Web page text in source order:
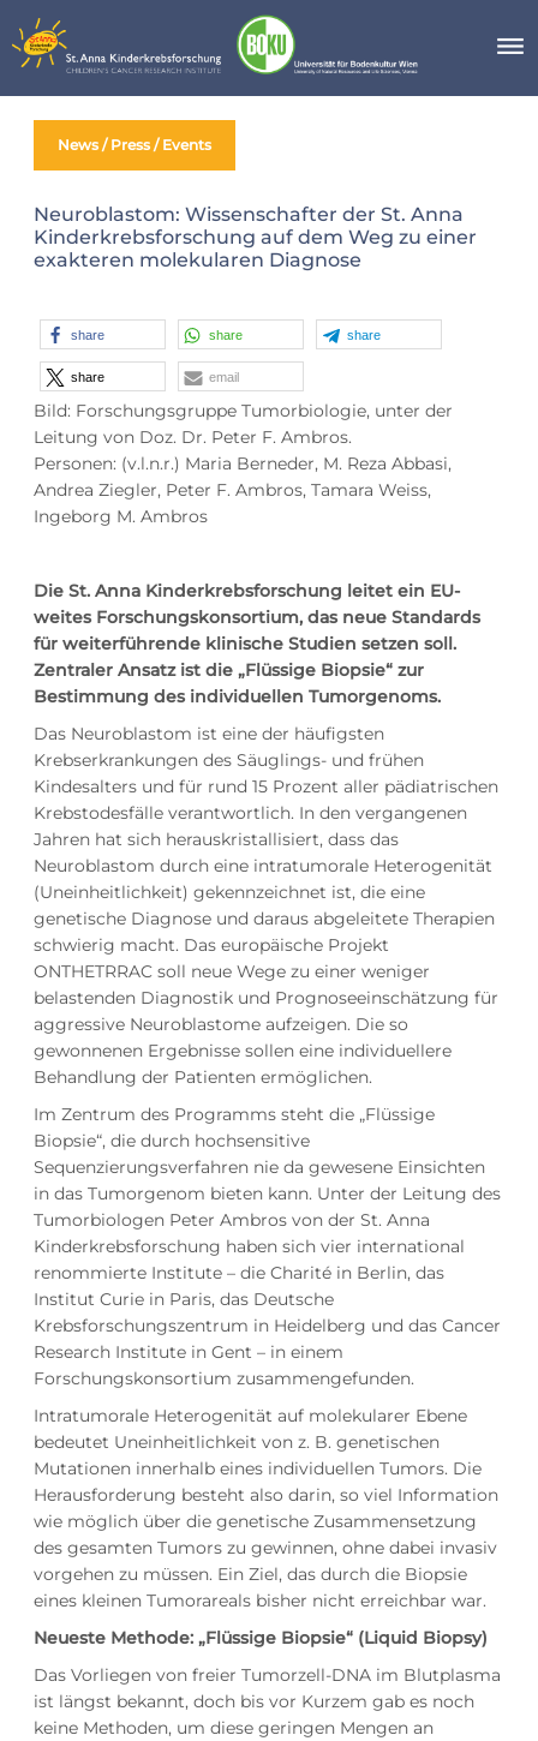
to
content
News / Press / Events
Neuroblastom: Wissenschafter der St. Anna
Kinderkrebsforschung auf dem Weg zu einer
exakteren molekularen Diagnose
share share share
share email
Bild: Forschungsgruppe Tumorbiologie, unter der
Leitung von Doz. Dr. Peter F. Ambros.
Personen: (v.l.n.r.) Maria Berneder, M. Reza Abbasi,
Andrea Ziegler, Peter F. Ambros, Tamara Weiss,
Ingeborg M. Ambros
Die St. Anna Kinderkrebsforschung leitet ein EU-
weites Forschungskonsortium, das neue Standards
für weiterführende klinische Studien setzen soll.
Zentraler Ansatz ist die „Flüssige Biopsie“ zur
Bestimmung des individuellen Tumorgenoms.
Das Neuroblastom ist eine der häufigsten
Krebserkrankungen des Säuglings- und frühen
Kindesalters und für rund 15 Prozent aller pädiatrischen
Krebstodesfälle verantwortlich. In den vergangenen
Jahren hat sich herauskristallisiert, dass das
Neuroblastom durch eine intratumorale Heterogenität
(Uneinheitlichkeit) gekennzeichnet ist, die eine
genetische Diagnose und daraus abgeleitete Therapien
schwierig macht. Das europäische Projekt
ONTHETRRAC soll neue Wege zu einer weniger
belastenden Diagnostik und Prognoseeinschätzung für
aggressive Neuroblastome aufzeigen. Die so
gewonnenen Ergebnisse sollen eine individuellere
Behandlung der Patienten ermöglichen.
Im Zentrum des Programms steht die „Flüssige
Biopsie“, die durch hochsensitive
Sequenzierungsverfahren nie da gewesene Einsichten
in das Tumorgenom bieten kann. Unter der Leitung des
Tumorbiologen Peter Ambros von der St. Anna
Kinderkrebsforschung haben sich vier international
renommierte Institute – die Charité in Berlin, das
Institut Curie in Paris, das Deutsche
Krebsforschungszentrum in Heidelberg und das Cancer
Research Institute in Gent – in einem
Forschungskonsortium zusammengefunden.
Intratumorale Heterogenität auf molekularer Ebene
bedeutet Uneinheitlichkeit von z. B. genetischen
Mutationen innerhalb eines individuellen Tumors. Die
Herausforderung besteht also darin, so viel Information
wie möglich über die genetische Zusammensetzung
des gesamten Tumors zu gewinnen, ohne dabei invasiv
vorgehen zu müssen. Ein Ziel, das durch die Biopsie
eines kleinen Tumorareals bisher nicht erreichbar war.
Neueste Methode: „Flüssige Biopsie“ (Liquid Biopsy)
Das Vorliegen von freier Tumorzell-DNA im Blutplasma
ist längst bekannt, doch bis vor Kurzem gab es noch
keine Methoden, um diese geringen Mengen an